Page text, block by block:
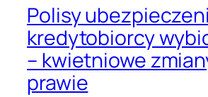
Polisy
kredytobiorcy
– kwietniowe
prawie